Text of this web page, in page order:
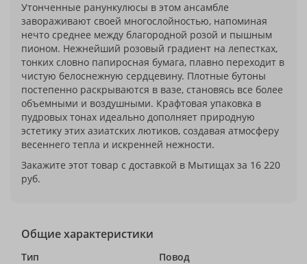
Утонченные ранункулюсы в этом ансамбле
завораживают своей многослойностью, напоминая
нечто среднее между благородной розой и пышным
пионом. Нежнейший розовый градиент на лепестках,
тонких словно папиросная бумага, плавно переходит в
чистую белоснежную сердцевину. Плотные бутоны
постепенно раскрываются в вазе, становясь все более
объемными и воздушными. Крафтовая упаковка в
пудровых тонах идеально дополняет природную
эстетику этих азиатских лютиков, создавая атмосферу
весеннего тепла и искренней нежности.
Закажите этот товар с доставкой в Мытищах за 16 220
руб.
Общие характеристики
Тип
Повод